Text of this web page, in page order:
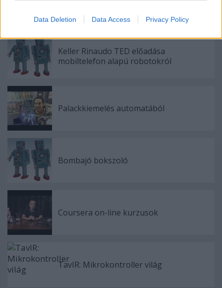
Data Deletion Data Access Privacy Policy
Ajánlott bejegyzések:
Keller Rinaudo TED előadása
mobiltelefon alapú robotokról
Palackkiemelés automatából
Bombajó bokszoló
Coursera on-line kurzusok
TavIR: Mikrokontroller világ